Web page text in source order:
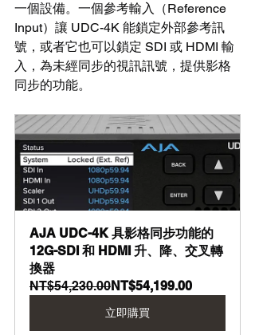
一個設備。一個參考輸入（Reference
Input）讓 UDC-4K 能鎖定外部參考訊
號，或者它也可以鎖定 SDI 或 HDMI 輸
入，為未經同步的視訊訊號，提供影格
同步的功能。
AJA UDC-4K 具影格同步功能的
12G-SDI 和 HDMI 升、降、交叉轉
換器
NT$54,230.00NT$54,199.00
立即購買